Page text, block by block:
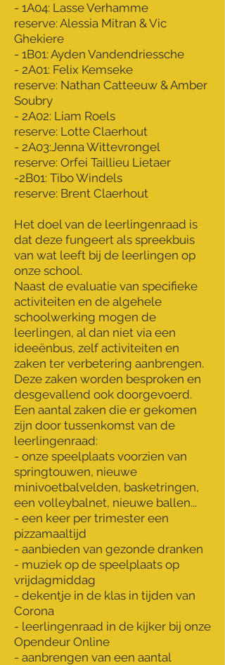
- 1A04: Lasse Verhamme
reserve: Alessia Mitran & Vic
Ghekiere
- 1B01: Ayden Vandendriessche
- 2A01: Felix Kemseke
reserve: Nathan Catteeuw & Amber
Soubry
- 2A02: Liam Roels
reserve: Lotte Claerhout
- 2A03:Jenna Wittevrongel
reserve: Orfei Taillieu Lietaer
-2B01: Tibo Windels
reserve: Brent Claerhout
Het doel van de leerlingenraad is
dat deze fungeert als spreekbuis
van wat leeft bij de leerlingen op
onze school.
Naast de evaluatie van specifieke
activiteiten en de algehele
schoolwerking mogen de
leerlingen, al dan niet via een
ideeënbus, zelf activiteiten en
zaken ter verbetering aanbrengen.
Deze zaken worden besproken en
desgevallend ook doorgevoerd.
Een aantal zaken die er gekomen
zijn door tussenkomst van de
leerlingenraad:
- onze speelplaats voorzien van
springtouwen, nieuwe
minivoetbalvelden, basketringen,
een volleybalnet, nieuwe ballen...
- een keer per trimester een
pizzamaaltijd
- aanbieden van gezonde dranken
- muziek op de speelplaats op
vrijdagmiddag
- dekentje in de klas in tijden van
Corona
- leerlingenraad in de kijker bij onze
Opendeur Online
- aanbrengen van een aantal